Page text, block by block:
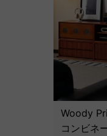
Woody
コンビネ